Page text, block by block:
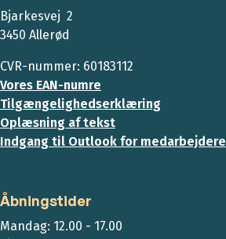
Bjarkesvej 2
3450 Allerød
CVR-nummer: 60183112
Vores EAN-numre
Tilgængelighedserklæring
Oplæsning af tekst
Indgang til Outlook for medarbejdere
Åbningstider
Mandag: 12.00 - 17.00